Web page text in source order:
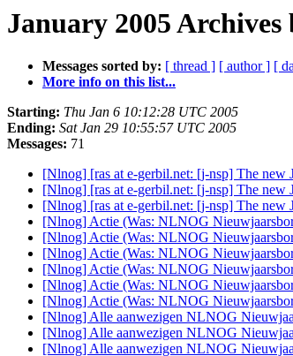
January 2005 Archives
Messages sorted by: [ thread ] [ author ] [
More info on this list...
Starting: Thu Jan 6 10:12:28 UTC 2005
Ending: Sat Jan 29 10:55:57 UTC 2005
Messages: 71
[Nlnog] [ras at e-gerbil.net: [j-nsp] The new
[Nlnog] [ras at e-gerbil.net: [j-nsp] The new
[Nlnog] [ras at e-gerbil.net: [j-nsp] The new
[Nlnog] Actie (Was: NLNOG
[Nlnog] Actie (Was: NLNOG
[Nlnog] Actie (Was: NLNOG
[Nlnog] Actie (Was: NLNOG
[Nlnog] Actie (Was: NLNOG
[Nlnog] Actie (Was: NLNOG
[Nlnog] Alle aanwezigen NLNOG
[Nlnog] Alle aanwezigen NLNOG
[Nlnog] Alle aanwezigen NLNOG